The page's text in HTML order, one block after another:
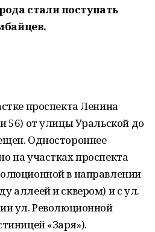
стали поступать
проспекта Ленина
56) от улицы Уральской до
Одностороннее
на участках проспекта
в направлении
аллеей и сквером) и с ул.
ул. Революционной
«Заря»).